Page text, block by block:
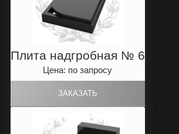
Плита надгробная № 6
Цена: по запросу